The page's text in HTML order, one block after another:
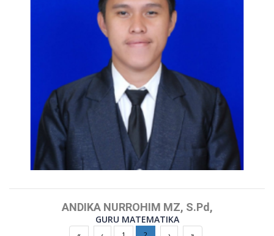
ANDIKA NURROHIM MZ, S.Pd,
GURU MATEMATIKA